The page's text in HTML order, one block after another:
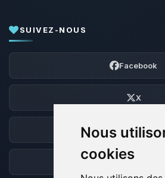
Nous
cookies
SUIVEZ-NOUS
Facebook
X
Discord
Forum